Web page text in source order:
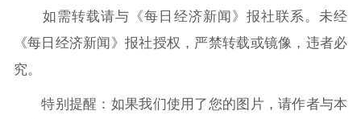
如需转载请与《每日经济新闻》报社联系。未经
《每日经济新闻》报社授权，严禁转载或镜像，违者必
究。
特别提醒：如果我们使用了您的图片，请作者与本